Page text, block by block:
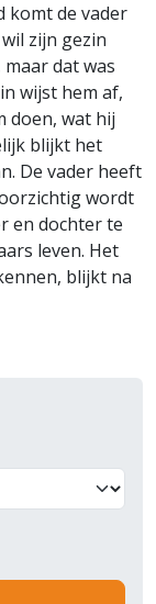
komt de vader
zijn gezin
dat was
wijst hem af,
doen, wat hij
blijkt het
De vader heeft
wordt
en dochter te
leven. Het
blijkt na